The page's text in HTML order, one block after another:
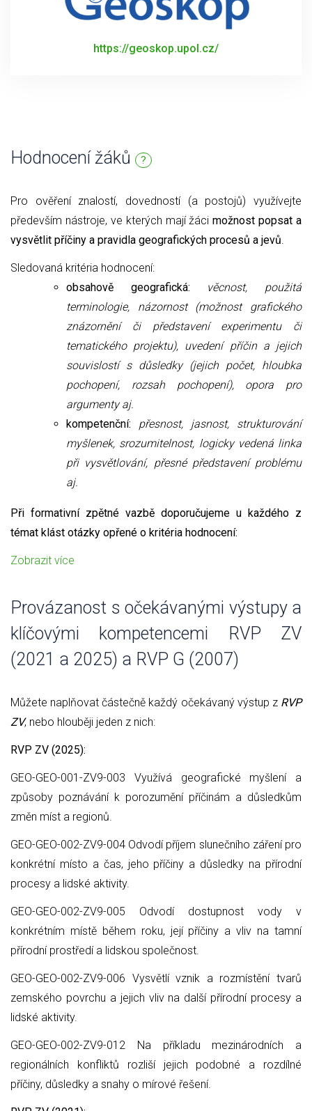
https://geoskop.upol.cz/
Hodnocení žáků ?
Pro ověření znalostí, dovedností (a postojů) využívejte
především nástroje, ve kterých mají žácimožnost popsat a
vysvětlit příčiny a pravidla geografických procesů a jevů
Sledovaná kritéria hodnocení:
obsahově geografická: věcnost, použitá
terminologie, názornost (možnost grafického
znázornění či představení experimentu či
tematického projektu), uvedení příčin a jejich
souvislostí s důsledky (jejich počet, hloubka
pochopení, rozsah pochopení), opora pro
argumenty aj.
kompetenční:
přesnost, jasnost, strukturování
myšlenek, srozumitelnost, logicky vedená linka
při vysvětlování, přesné představení problému
aj.
Při formativní zpětné vazbě doporučujeme u každého z
témat klást otázky opřené o kritéria hodnocení:
Zobrazit více
Provázanost s očekávanými výstupy a
klíčovými kompetencemi RVP ZV
(2021 a 2025) a RVP G (2007)
Můžete naplňovat částečně každý očekávaný výstup z RVP
ZV, nebo hlouběji jeden z nich:
RVP ZV (2025):
GEO-GEO-001-ZV9-003 Využívá geografické myšlení a
způsoby poznávání k porozumění příčinám a důsledkům
změn míst a regionů.
GEO-GEO-002-ZV9-004 Odvodí příjem slunečního záření pro
konkrétní místo a čas, jeho příčiny a důsledky na přírodní
procesy a lidské aktivity.
GEO-GEO-002-ZV9-005 Odvodí dostupnost vody v
konkrétním místě během roku, její příčiny a vliv na tamní
přírodní prostředí a lidskou společnost.
GEO-GEO-002-ZV9-006 Vysvětlí vznik a rozmístění tvarů
zemského povrchu a jejich vliv na další přírodní procesy a
lidské aktivity.
GEO-GEO-002-ZV9-012 Na příkladu mezinárodních a
regionálních konfliktů rozliší jejich podobné a rozdílné
příčiny, důsledky a snahy o mírové řešení.